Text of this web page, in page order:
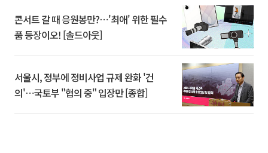
콘서트 갈 때 응원봉만?⋯'최애' 위한 필수
품 등장이오! [솔드아웃]
서울시, 정부에 정비사업 규제 완화 '건
의'⋯국토부 "협의 중" 입장만 [종합]